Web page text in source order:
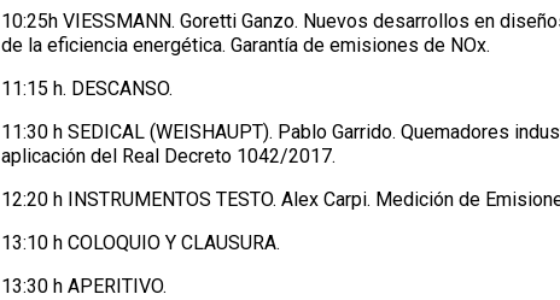
10:25h VIESSMANN. Goretti Ganzo. Nuevos desarrollos en
de la eficiencia energética. Garantía de emisiones de NOx.
11:15 h. DESCANSO.
11:30 h SEDICAL (WEISHAUPT). Pablo Garrido. Quemadores
aplicación del Real Decreto 1042/2017.
12:20 h INSTRUMENTOS TESTO. Alex Carpi. Medición de
13:10 h COLOQUIO Y CLAUSURA.
13:30 h APERITIVO.